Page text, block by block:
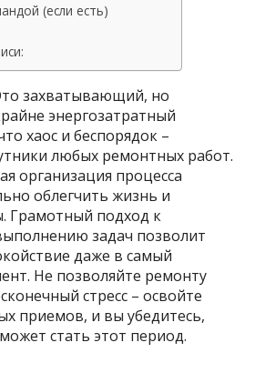
(если есть)
захватывающий, но
энергозатратный
хаос и беспорядок –
любых ремонтных работ.
организация процесса
облегчить жизнь и
Грамотный подход к
задач позволит
даже в самый
Не позволяйте ремонту
стресс – освойте
приемов, и вы убедитесь,
стать этот период.